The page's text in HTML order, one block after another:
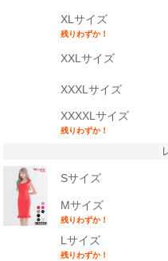
XLサイズ
残りわずか！
XXLサイズ
XXXLサイズ
XXXXLサイズ
残りわずか！
Sサイズ
Mサイズ
残りわずか！
Lサイズ
残りわずか！